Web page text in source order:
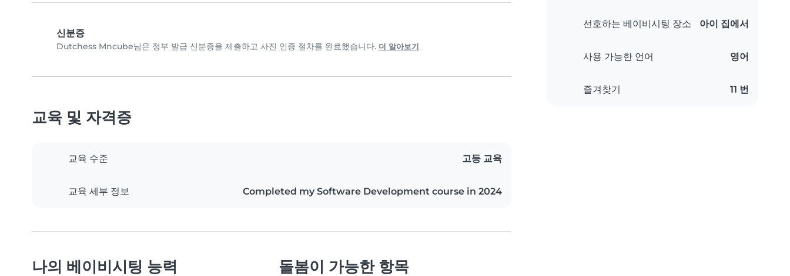
신분증
Dutchess Mncube님은 정부 발급 신분증을 제출하고 사진 인증 절차를 완료했습니다. 더 알아보기
선호하는 베이비시팅 장소 아이 집에서
사용 가능한 언어 영어
즐겨찾기 11 번
교육 및 자격증
교육 수준 고등 교육
교육 세부 정보 Completed my Software Development course in 2024
나의 베이비시팅 능력 돌봄이 가능한 항목